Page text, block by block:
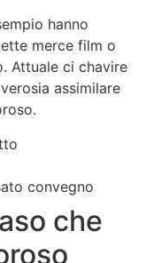
hanno
merce film o
Attuale ci chavire
assimilare
convegno
che